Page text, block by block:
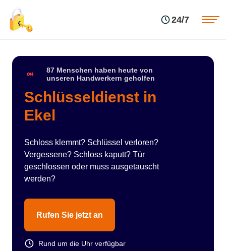
24/7
87 Menschen haben heute von
unseren Handwerkern geholfen
Schlüsseldienst in
Ekel
Schloss klemmt? Schlüssel verloren?
Vergessene? Schloss kaputt? Tür
geschlossen oder muss ausgetauscht
werden?
Rufen Sie jetzt an
Rund um die Uhr verfügbar